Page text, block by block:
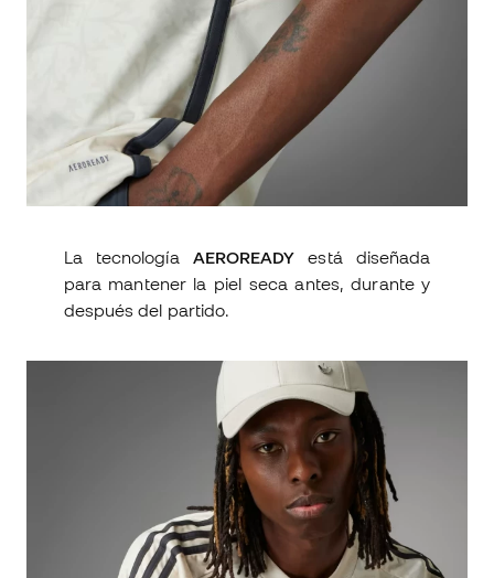
La tecnología AEROREADY está diseñada
para mantener la piel seca antes, durante y
después del partido.